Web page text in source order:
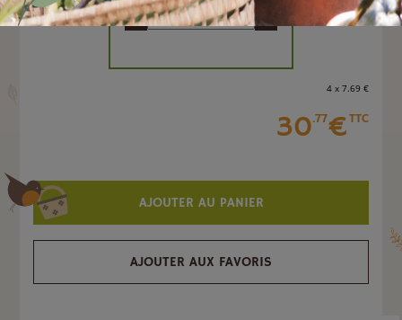
- +
4 x 7.69 €
30.77€TTC
AJOUTER AU PANIER
AJOUTER AUX FAVORIS